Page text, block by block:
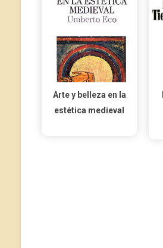
Arte y belleza en la
estética medieval